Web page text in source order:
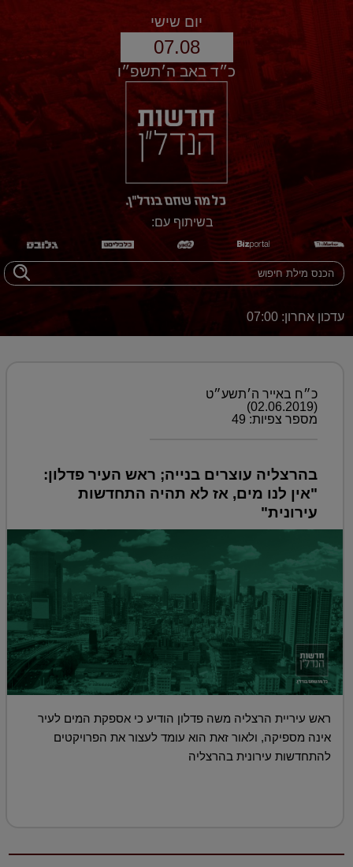
יום שישי
07.08
כ״ד באב ה׳תשפ״ו
בשיתוף עם:
עדכון אחרון: 07:00
כ״ח באייר ה׳תשע״ט
(02.06.2019)
מספר צפיות: 49
בהרצליה עוצרים בנייה; ראש העיר פדלון:
"אין לנו מים, אז לא תהיה התחדשות
עירונית"
ראש עיריית הרצליה משה פדלון הודיע כי אספקת המים לעיר
אינה מספיקה, ולאור זאת הוא עומד לעצור את הפרויקטים
להתחדשות עירונית בהרצליה